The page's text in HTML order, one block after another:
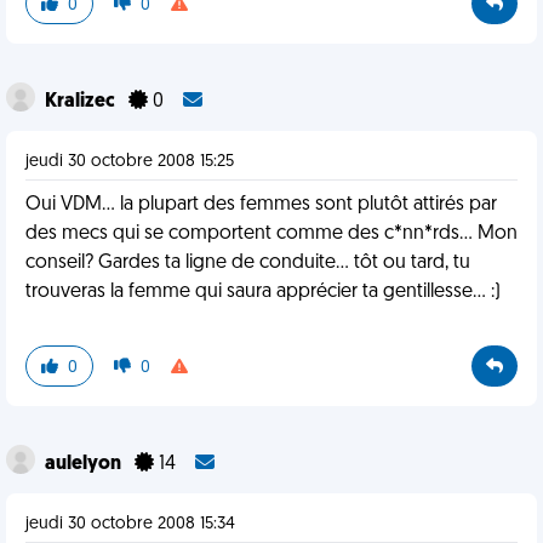
0 0
Kralizec 0
jeudi 30 octobre 2008 15:25
Oui VDM... la plupart des femmes sont plutôt attirés par
des mecs qui se comportent comme des c*nn*rds... Mon
conseil? Gardes ta ligne de conduite... tôt ou tard, tu
trouveras la femme qui saura apprécier ta gentillesse... :)
0 0
aulelyon 14
jeudi 30 octobre 2008 15:34